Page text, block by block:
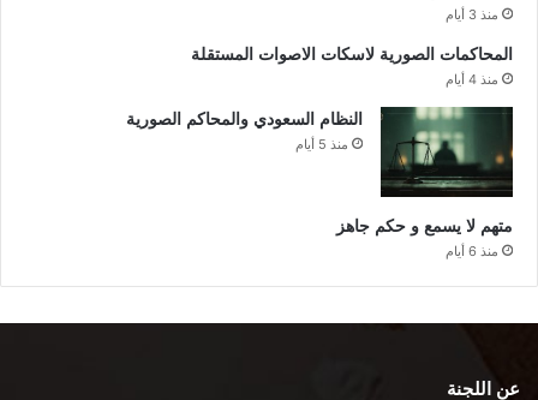
منذ 3 أيام
المحاكمات الصورية لاسكات الاصوات المستقلة
منذ 4 أيام
النظام السعودي والمحاكم الصورية
منذ 5 أيام
متهم لا يسمع و حكم جاهز
منذ 6 أيام
عن اللجنة